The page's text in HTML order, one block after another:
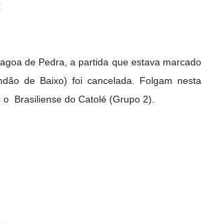
de Pedra, a partida que estava marcado
de Baixo) foi cancelada. Folgam nesta
Brasiliense do Catolé (Grupo 2).